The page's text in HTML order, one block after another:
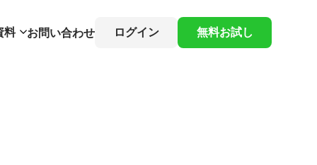
料 お問い合わせ ログイン 無料お試し